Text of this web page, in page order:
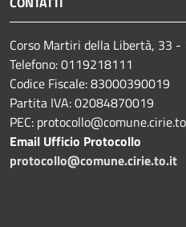
Corso Martiri della Libertà, 33 -
Telefono: 0119218111
Codice Fiscale: 83000390019
Partita IVA: 02084870019
PEC:
Email Ufficio Protocollo
protocollo@comune.cirie.to.it